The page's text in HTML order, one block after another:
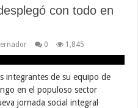
con todo en
0 1,845
integrantes de su equipo de
en el populoso sector
jornada social integral